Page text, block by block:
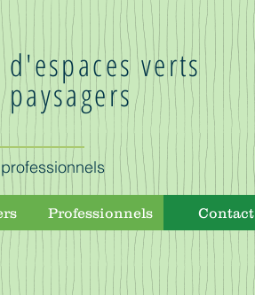
verts
Professionnels Contact